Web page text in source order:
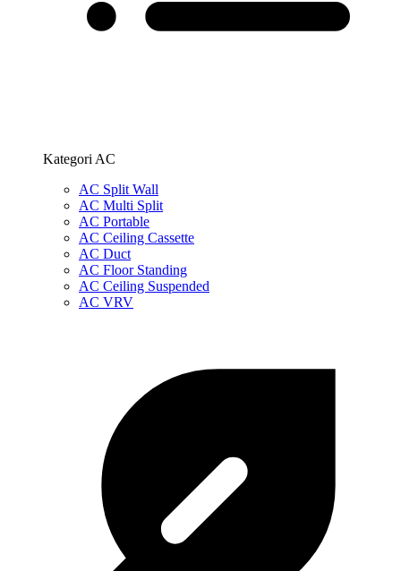
Kategori AC
AC Split Wall
AC Multi Split
AC Portable
AC Ceiling Cassette
AC Duct
AC Floor Standing
AC Ceiling Suspended
AC VRV